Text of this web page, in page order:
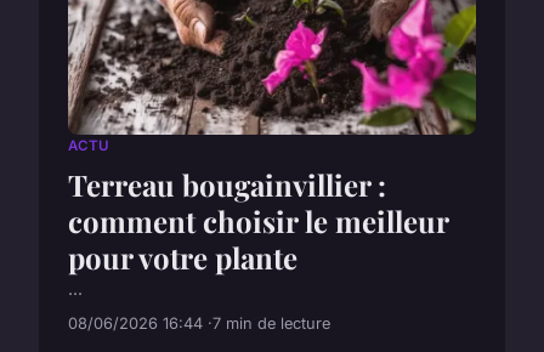
ACTU
Terreau bougainvillier :
comment choisir le meilleur
pour votre plante
...
08/06/2026 16:44 7 min de lecture